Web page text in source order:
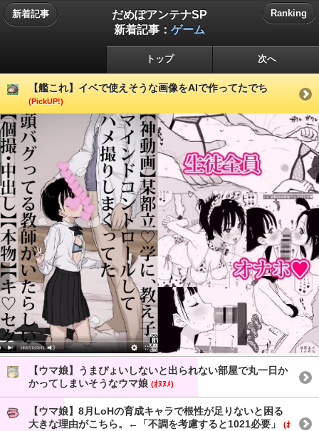
新着記事
だめぽアンテナSP
新着記事： ゲーム
Ranking
トップ 次へ
【艦これ】イベで使えそうな画像をAIで作ってたでち
(PickUP!)
【ウマ娘】うまぴょいしないと出られない部屋で丸一日か
かってしまいそうなウマ娘 (ｵﾇﾇﾒ)
【ウマ娘】8月LoHの育成キャラで根性が足りないと困る
大きな理由がこちら。←「不調を考慮すると1021必要」
(ｵ